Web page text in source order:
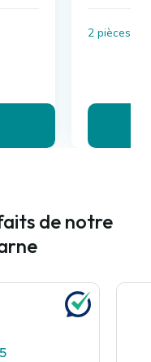
2 pièces , 1
de notre
5